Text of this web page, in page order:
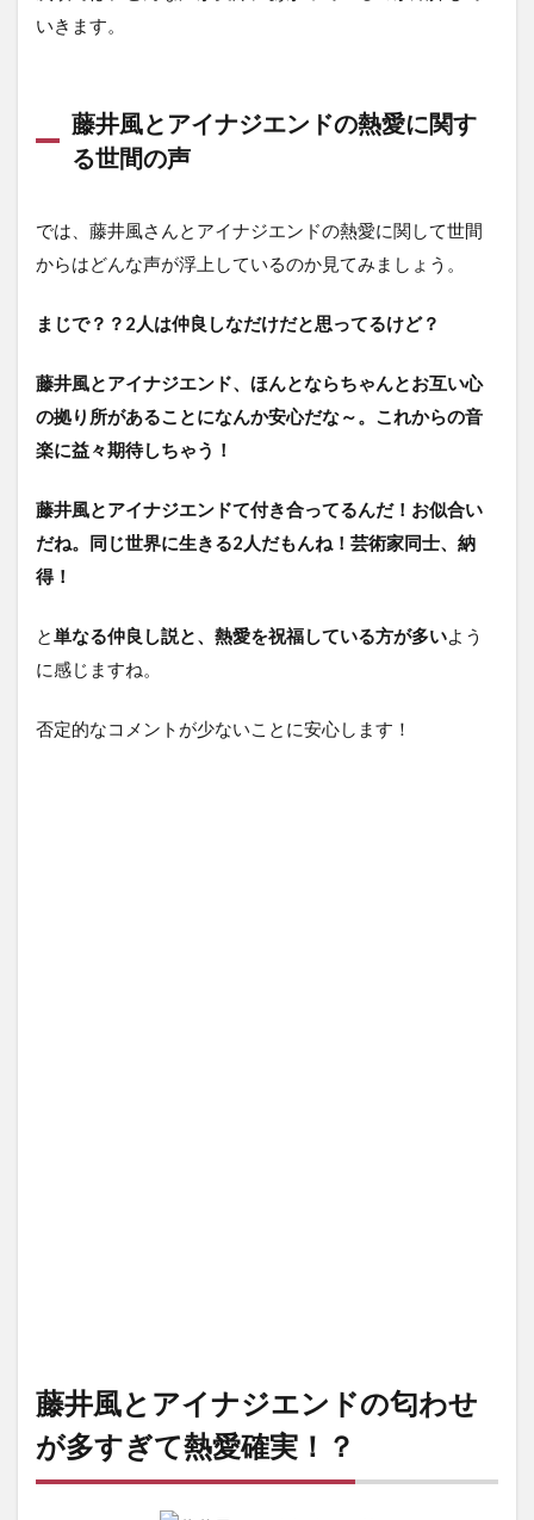
いきます。
藤井風とアイナジエンドの熱愛に関す
る世間の声
では、藤井風さんとアイナジエンドの熱愛に関して世間
からはどんな声が浮上しているのか見てみましょう。
まじで？？2人は仲良しなだけだと思ってるけど？
藤井風とアイナジエンド、ほんとならちゃんとお互い心
の拠り所があることになんか安心だな～。これからの音
楽に益々期待しちゃう！
藤井風とアイナジエンドて付き合ってるんだ！お似合い
だね。同じ世界に生きる2人だもんね！芸術家同士、納
得！
と単なる仲良し説と、熱愛を祝福している方が多いよう
に感じますね。
否定的なコメントが少ないことに安心します！
藤井風とアイナジエンドの匂わせ
が多すぎて熱愛確実！？